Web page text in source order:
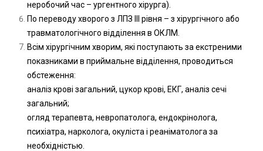
неробочий час – ургентного хірурга).
По переводу хворого з ЛПЗ III рівня – з хірургічного або
травматологічного відділення в ОКЛМ.
Всім хірургічним хворим, які поступають за екстреними
показниками в приймальне відділення, проводиться
обстеження:
аналіз крові загальний, цукор крові, ЕКГ, аналіз сечі
загальний;
огляд терапевта, невропатолога, ендокрінолога,
психіатра, нарколога, окуліста і реаніматолога за
необхідністью.